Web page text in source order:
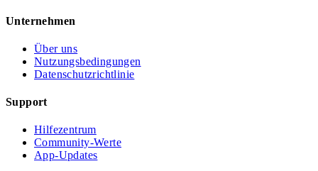
Unternehmen
Über uns
Nutzungsbedingungen
Datenschutzrichtlinie
Support
Hilfezentrum
Community-Werte
App-Updates